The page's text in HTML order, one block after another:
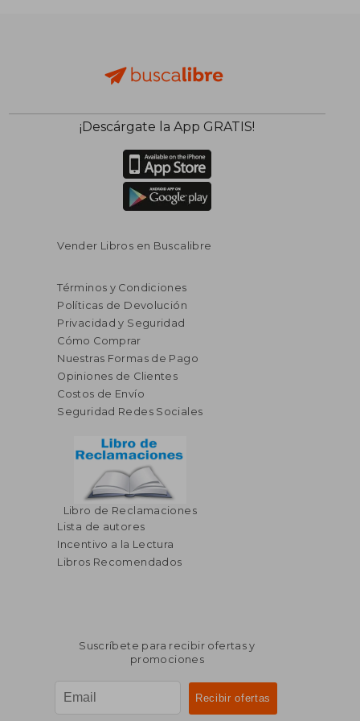
dcto. $ 47.87 dcto. $
¡Descárgate la App GRATIS!
Vender Libros en Buscalibre
Términos y Condiciones
Políticas de Devolución
Privacidad y Seguridad
Cómo Comprar
Nuestras Formas de Pago
Opiniones de Clientes
Costos de Envío
Seguridad Redes Sociales
Libro de Reclamaciones
Lista de autores
Incentivo a la Lectura
Libros Recomendados
Suscríbete para recibir ofertas y
promociones